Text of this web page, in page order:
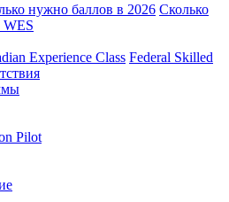
нужно баллов в 2026 Сколько
Experience Class Federal Skilled
Pilot